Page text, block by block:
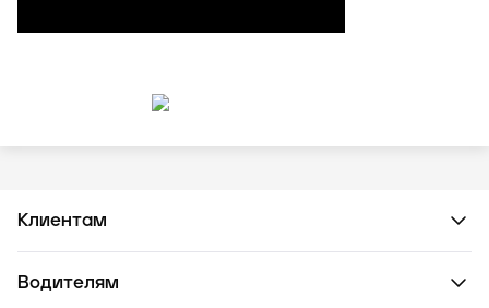
Клиентам
Водителям